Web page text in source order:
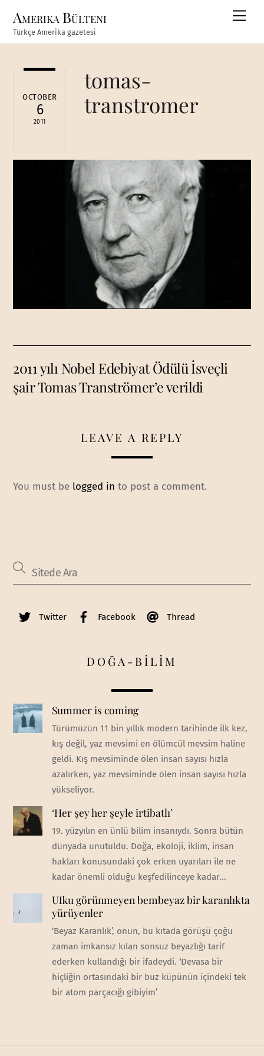
content
Amerika Bülteni
Türkçe Amerika gazetesi
OCTOBER
6
2011
tomas-
transtromer
2011 yılı Nobel Edebiyat Ödülü İsveçli
şair Tomas Tranströmer’e verildi
LEAVE A REPLY
You must be logged in to post a comment.
Twitter Facebook Thread
DOĞA-BİLİM
Summer is coming
Türümüzün 11 bin yıllık modern tarihinde ilk kez,
kış değil, yaz mevsimi en ölümcül mevsim haline
geldi. Kış mevsiminde ölen insan sayısı hızla
azalırken, yaz mevsiminde ölen insan sayısı hızla
yükseliyor.
‘Her şey her şeyle irtibatlı’
19. yüzyılın en ünlü bilim insanıydı. Sonra bütün
dünyada unutuldu. Doğa, ekoloji, iklim, insan
hakları konusundaki çok erken uyarıları ile ne
kadar önemli olduğu keşfedilinceye kadar...
Ufku görünmeyen bembeyaz bir karanlıkta
yürüyenler
‘Beyaz Karanlık’, onun, bu kıtada görüşü çoğu
zaman imkansız kılan sonsuz beyazlığı tarif
ederken kullandığı bir ifadeydi. ‘Devasa bir
hiçliğin ortasındaki bir buz küpünün içindeki tek
bir atom parçacığı gibiyim’